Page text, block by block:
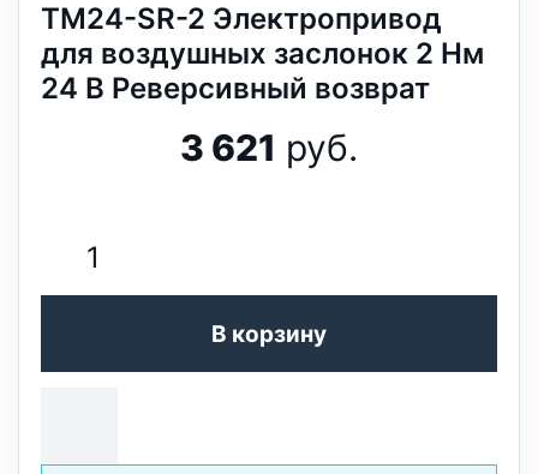
TM24-SR-2 Электропривод
для воздушных заслонок 2 Нм
24 В Реверсивный возврат
3 621 руб.
В корзину